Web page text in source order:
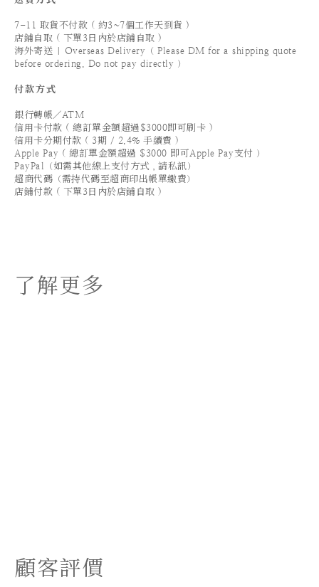
7-11 取貨不付款 ( 約3~7個工作天到貨 )
店鋪自取 ( 下單3日內於店鋪自取 )
海外寄送 | Overseas Delivery（ Please DM for a shipping quote
before ordering. Do not pay directly ）
付款方式
銀行轉帳／ATM
信用卡付款 ( 總訂單金額超過$3000即可刷卡 )
信用卡分期付款 ( 3期 / 2.4% 手續費 )
Apple Pay ( 總訂單金額超過 $3000 即可Apple Pay支付 ）
PayPal（如需其他線上支付方式，請私訊）
超商代碼（需持代碼至超商印出帳單繳費）
店鋪付款 ( 下單3日內於店鋪自取 )
了解更多
顧客評價